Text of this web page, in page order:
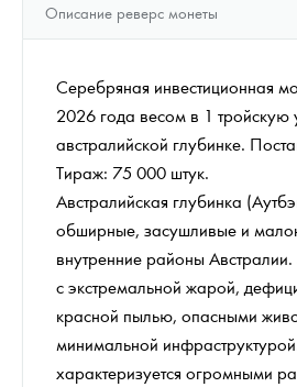
Описание реверс монеты
Серебряная инвестиционная
2026 года весом в 1
австралийской глубинке.
Тираж: 75 000 штук.
Австралийская глубинка
обширные, засушливые и
внутренние районы
с экстремальной жарой,
красной пылью, опасными
минимальной
характеризуется огромными